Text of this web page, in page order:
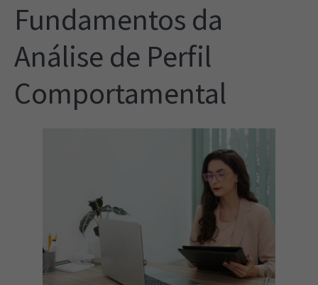
Fundamentos da
Análise de Perfil
Comportamental